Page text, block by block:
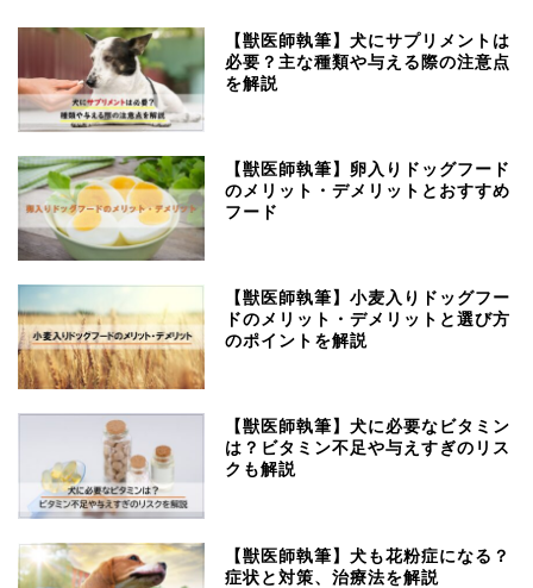
【獣医師執筆】犬にサプリメントは
必要？主な種類や与える際の注意点
を解説
【獣医師執筆】卵入りドッグフード
のメリット・デメリットとおすすめ
フード
【獣医師執筆】小麦入りドッグフー
ドのメリット・デメリットと選び方
のポイントを解説
【獣医師執筆】犬に必要なビタミン
は？ビタミン不足や与えすぎのリス
クも解説
【獣医師執筆】犬も花粉症になる？
症状と対策、治療法を解説